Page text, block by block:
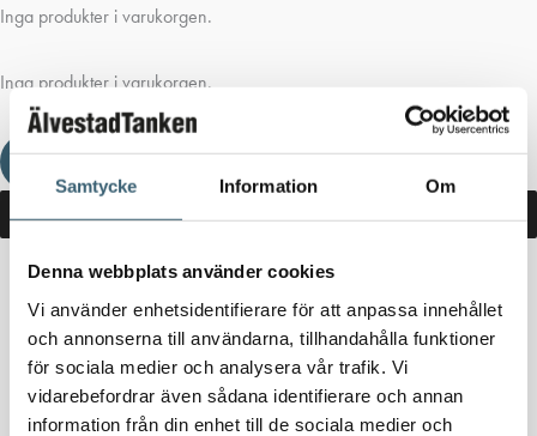
Samtycke Information Om
Denna webbplats använder cookies
Vi använder enhetsidentifierare för att anpassa innehållet
och annonserna till användarna, tillhandahålla funktioner
för sociala medier och analysera vår trafik. Vi
vidarebefordrar även sådana identifierare och annan
information från din enhet till de sociala medier och
Inga produkter i varukorgen.
Inga produkter i varukorgen.
Fortsätt handla
Cube MC 70
Inga produkter hittades som motsvarar ditt val.